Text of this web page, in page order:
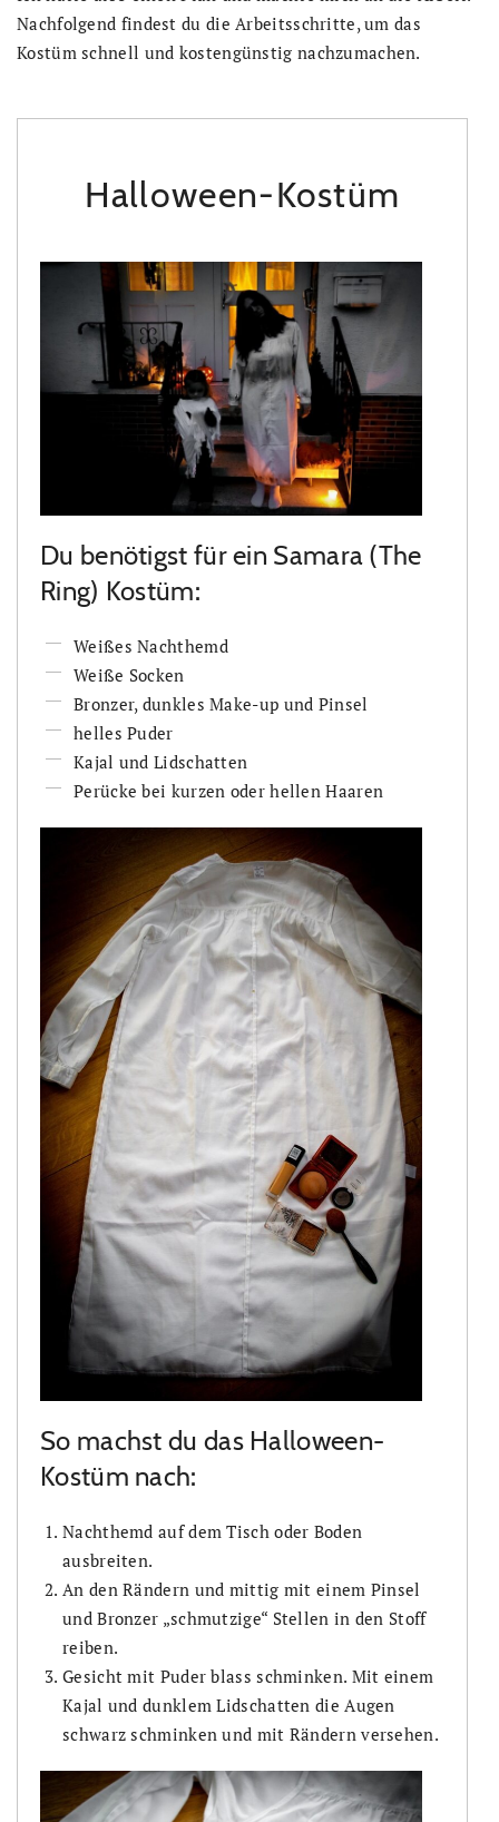
Nachfolgend findest du die Arbeitsschritte, um das
Kostüm schnell und kostengünstig nachzumachen.
Halloween-Kostüm
Du benötigst für ein Samara (The
Ring) Kostüm:
Weißes Nachthemd
Weiße Socken
Bronzer, dunkles Make-up und Pinsel
helles Puder
Kajal und Lidschatten
Perücke bei kurzen oder hellen Haaren
So machst du das Halloween-
Kostüm nach:
Nachthemd auf dem Tisch oder Boden
ausbreiten.
An den Rändern und mittig mit einem Pinsel
und Bronzer „schmutzige“ Stellen in den Stoff
reiben.
Gesicht mit Puder blass schminken. Mit einem
Kajal und dunklem Lidschatten die Augen
schwarz schminken und mit Rändern versehen.